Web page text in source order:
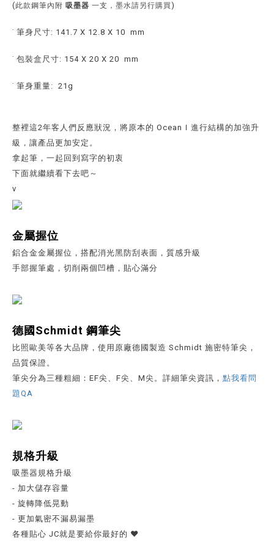
(此款鋼筆內附 吸墨器 一支，墨水請另行購買)
˙ 筆身尺寸: 141.7 X 12.8 X 10 mm
˙ 包裝盒尺寸: 154 X 20 X 20 mm
˙ 筆身重量: 21g
整裡這2年客人們反應狀況，將原本的 OceanＩ進行結構的加強升
級，讓產品更加安定。
拿起筆，一起回到寫字的初衷
下面就繼續看下去吧～
v
金屬握位
鋁合金金屬握位，搭配消光黑防刮表面，質感升級
手部握筆處，切削兩個凹槽，貼心滿分
德國Schmidt 鋼筆尖
比照歐美等各大品牌，使用原廠德國製造 Schmidt 施密特筆尖，
品質保證。
筆尖分為三種粗細：EF尖、F尖、M尖。詳細筆尖資訊， 點我看問
題QA
規格升級
吸墨器規格升級
- 加大儲存容量
- 旋轉降低晃動
- 更加氣密不漏易漏墨
各種貼心 JC就是要給你最好的 ❤️